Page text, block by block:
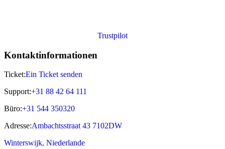
Trustpilot
Kontaktinformationen
Ticket:Ein Ticket senden
Support:+31 88 42 64 111
Büro:+31 544 350320
Adresse:Ambachtsstraat 43 7102DW
Winterswijk, Niederlande